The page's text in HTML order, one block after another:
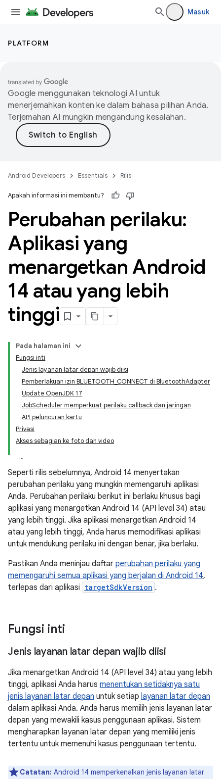
Masuk
PLATFORM
Google menggunakan teknologi AI untuk
menerjemahkan konten ke dalam bahasa pilihan Anda.
Terjemahan AI mungkin mengandung kesalahan.
Android Developers Essentials Rilis
Apakah informasi ini membantu?
Perubahan perilaku:
Aplikasi yang
menargetkan Android
14 atau yang lebih
tinggi
Pada halaman ini
Fungsi inti
Jenis layanan latar depan wajib diisi
Pemberlakuan izin BLUETOOTH_CONNECT di BluetoothAdapter
Update OpenJDK 17
JobScheduler memperkuat perilaku callback dan jaringan
API peluncuran kartu
Privasi
Akses sebagian ke foto dan video
Seperti rilis sebelumnya, Android 14 menyertakan
perubahan perilaku yang mungkin memengaruhi aplikasi
Anda. Perubahan perilaku berikut ini berlaku khusus bagi
aplikasi yang menargetkan Android 14 (API level 34) atau
yang lebih tinggi. Jika aplikasi menargetkan Android 14
atau yang lebih tinggi, Anda harus memodifikasi aplikasi
untuk mendukung perilaku ini dengan benar, jika berlaku.
Pastikan Anda meninjau daftar perubahan perilaku yang
memengaruhi semua aplikasi yang berjalan di Android 14,
terlepas dari aplikasi targetSdkVersion .
Fungsi inti
Jenis layanan latar depan wajib diisi
Jika menargetkan Android 14 (API level 34) atau yang lebih
tinggi, aplikasi Anda harus menentukan setidaknya satu
jenis layanan latar depan untuk setiap layanan latar depan
dalam aplikasi Anda. Anda harus memilih jenis layanan latar
depan yang mewakili kasus penggunaan aplikasi. Sistem
mengharapkan layanan latar depan yang memiliki jenis
tertentu untuk memenuhi kasus penggunaan tertentu.
Catatan: Android 14 memperkenalkan jenis layanan latar